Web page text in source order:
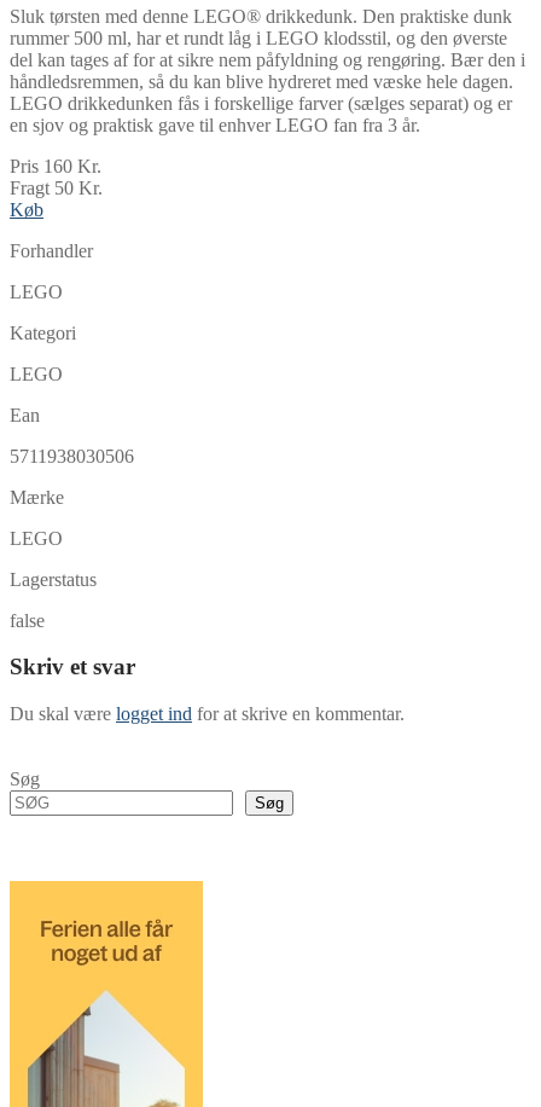
Sluk tørsten med denne LEGO® drikkedunk. Den praktiske dunk
rummer 500 ml, har et rundt låg i LEGO klodsstil, og den øverste
del kan tages af for at sikre nem påfyldning og rengøring. Bær den i
håndledsremmen, så du kan blive hydreret med væske hele dagen.
LEGO drikkedunken fås i forskellige farver (sælges separat) og er
en sjov og praktisk gave til enhver LEGO fan fra 3 år.
Pris 160 Kr.
Fragt 50 Kr.
Køb
Forhandler
LEGO
Kategori
LEGO
Ean
5711938030506
Mærke
LEGO
Lagerstatus
false
Skriv et svar
Du skal være logget ind for at skrive en kommentar.
Søg
Søg